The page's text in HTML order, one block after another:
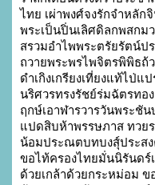
ไทย เผ่าพงศ์จงรักจำหลัก
พระเป็นปิ่นเลิศดิลกพสกม
สรวมอำไพพระตรัยรัตน์ป
ถวายพระพรไพจิตรพิพิธถ้
ดำเกิงเกรียงเที่ยงแท้ไป่แ
นริศวรทรงรัชย์ร่มฉัตรทอง
ฤกษ์เอาฬารวารวันพระชัน
แปดสิบห้าพรรษภาส ทวย
น้อมประณตบทบงสุ์ประส
ขอไท้ครองไทยมั่นนิรันดร์
ด้วยเกล้าด้วยกระหม่อม ข